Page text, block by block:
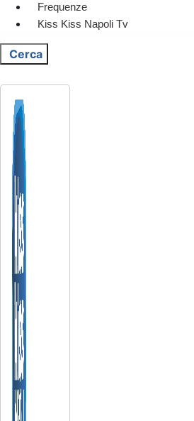
Frequenze
Kiss Kiss Napoli Tv
Cerca